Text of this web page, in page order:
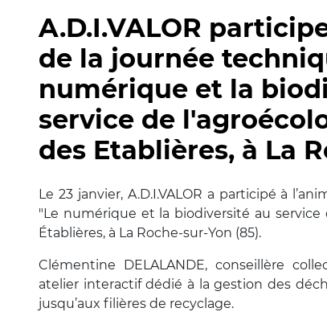
A.D.I.VALOR
de la journée
numérique et la
service de
des Etablières, à La
Le 23 janvier, A.D.I.VALOR a participé à
"Le numérique et la biodiversité au service
Établières, à La Roche-sur-Yon (85).
Clémentine DELALANDE, conseillère
atelier interactif dédié à la gestion des
jusqu’aux filières de recyclage.